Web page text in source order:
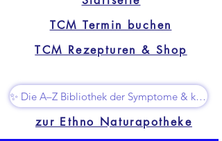
✨ Die A–Z Bibliothek der Symptome & kleine Superhelfer
zur Ethno Naturapotheke
TCM Termin buchen
TCM Rezepturen & Shop